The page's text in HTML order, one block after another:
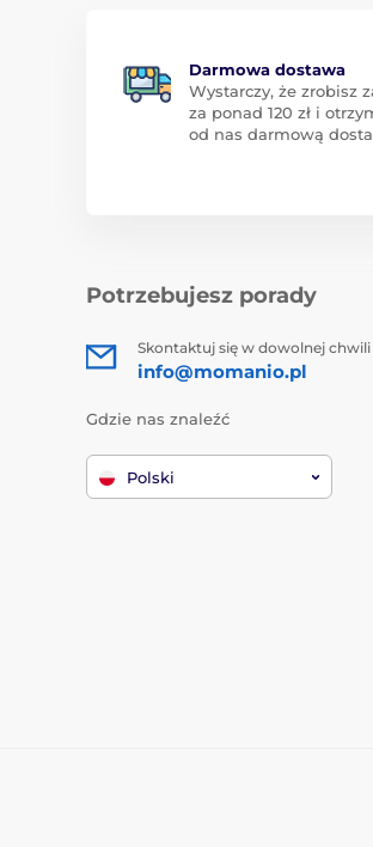
Darmowa dostawa
Wystarczy, że zrobisz
za ponad 120 zł i
od nas darmową
Potrzebujesz porady
Skontaktuj się w dowolnej chwili
info@momanio.pl
Gdzie nas znaleźć
Polski